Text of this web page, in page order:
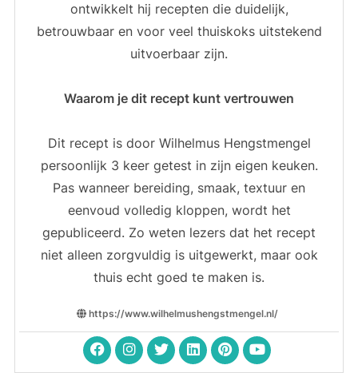
ontwikkelt hij recepten die duidelijk,
betrouwbaar en voor veel thuiskoks uitstekend
uitvoerbaar zijn.
Waarom je dit recept kunt vertrouwen
Dit recept is door Wilhelmus Hengstmengel
persoonlijk 3 keer getest in zijn eigen keuken.
Pas wanneer bereiding, smaak, textuur en
eenvoud volledig kloppen, wordt het
gepubliceerd. Zo weten lezers dat het recept
niet alleen zorgvuldig is uitgewerkt, maar ook
thuis echt goed te maken is.
https://www.wilhelmushengstmengel.nl/